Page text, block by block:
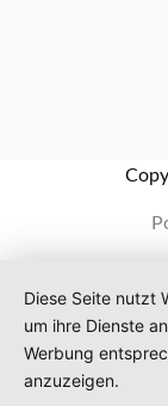
Diese Seite nutzt
um ihre Dienste
Werbung
anzuzeigen.